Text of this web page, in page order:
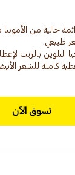
خالية من
التلوين بالزيت
كاملة للشعر
تسوق الآن